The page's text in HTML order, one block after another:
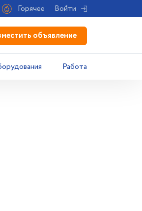
Горячее Войти
объявление
Работа